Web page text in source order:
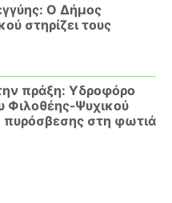
Ο Δήμος
στηρίζει τους
πράξη: Υδροφόρο
Φιλοθέης-Ψυχικού
πυρόσβεσης στη φωτιά